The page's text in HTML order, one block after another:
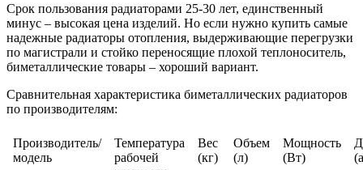
Срок пользования радиаторами 25-30 лет, единственный
минус – высокая цена изделий. Но если нужно купить самые
надежные радиаторы отопления, выдерживающие перегрузки
по магистрали и стойко переносящие плохой теплоноситель,
биметаллические товары – хороший вариант.
Сравнительная характеристика биметаллических радиаторов
по производителям:
Производитель/
модель
Температура
рабочей
Вес
(кг)
Объем
(л)
Мощность
(Вт)